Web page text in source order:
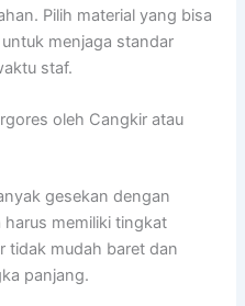
Pilih material yang bisa
menjaga standar
staf.
oleh Cangkir atau
gesekan dengan
harus memiliki tingkat
tidak mudah baret dan
panjang.